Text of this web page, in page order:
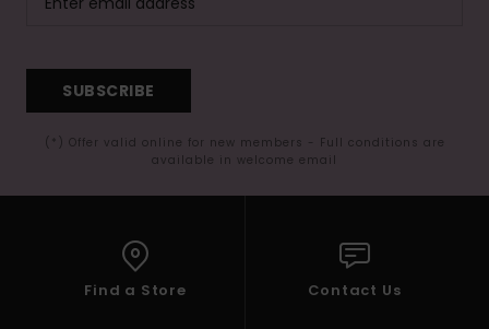
SUBSCRIBE
(*) Offer valid online for new members - Full conditions are
available in welcome email
Find a Store Contact Us